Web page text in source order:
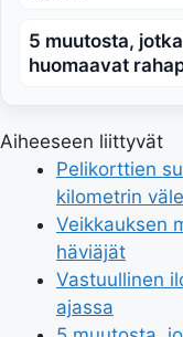
5 muutosta,
huomaavat
Aiheeseen liittyvät
Pelikorttien
kilometrin
Veikkauksen
häviäjät
Vastuullinen
ajassa